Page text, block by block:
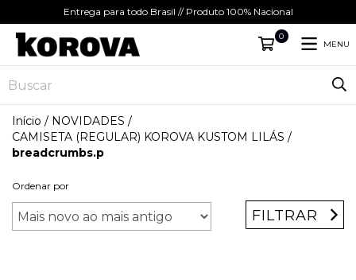
Entrega para todo Brasil // Produto 100% Nacional
0
MENU
Início / NOVIDADES /
CAMISETA (REGULAR) KOROVA KUSTOM LILÁS /
breadcrumbs.p
Ordenar por
FILTRAR